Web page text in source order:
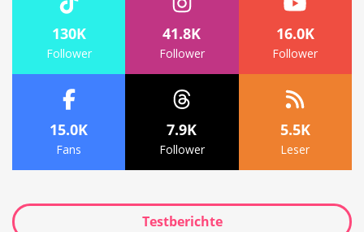
130K
Follower
41.8K
Follower
16.0K
Follower
15.0K
Fans
7.9K
Follower
5.5K
Leser
Testberichte